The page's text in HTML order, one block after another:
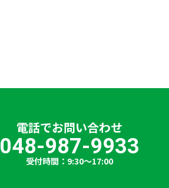
電話でお問い合わせ
048-987-9933
受付時間：9:30～17:00